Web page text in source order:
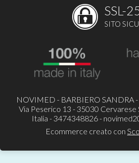
SSL-
SITO
NOVIMED - BARBIERO SANDRA
Via Peserico 13 - 35030 Cervarese
Italia - 3474348826 -
Ecommerce creato con